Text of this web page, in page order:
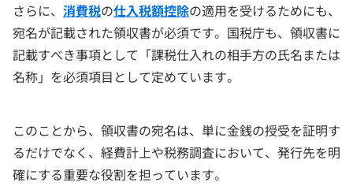
さらに、 消費税の仕入税額控除の適用を受けるためにも、
宛名が記載された領収書が必須です。国税庁も、領収書に
記載すべき事項として「課税仕入れの相手方の氏名または
名称」を必須項目として定めています。
このことから、領収書の宛名は、単に金銭の授受を証明す
るだけでなく、経費計上や税務調査において、発行先を明
確にする重要な役割を担っています。